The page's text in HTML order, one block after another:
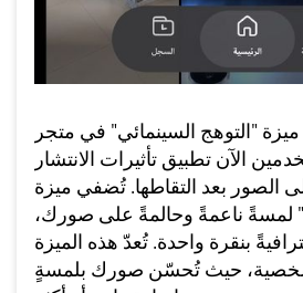
الآن تطبيق تأثيرات الانتشار
الصور بعد التقاطها. تُضفي ميزة
لمسةً ناعمةً وحالمةً على صورك،
بنقرة واحدة. تُعدّ هذه الميزة
حيث تُحسّن صورك بلمسةٍ